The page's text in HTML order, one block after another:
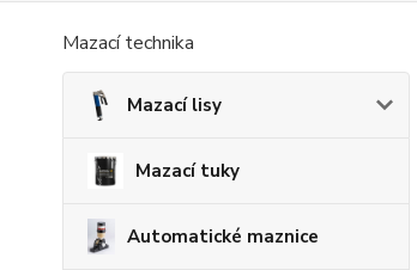
Mazací technika
Mazací lisy
Mazací tuky
Automatické maznice